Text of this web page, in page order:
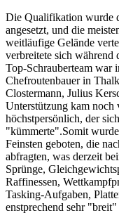
Die Qualifikation wurde
angesetzt, und die
weitläufige Gelände
verbreitete sich
Top-Schrauberteam war
Chefroutenbauer in
Clostermann, Julius
Unterstützung kam
höchstpersönlich, der
"kümmerte".Somit
Feinsten geboten, die
abfragten, was derzeit
Sprünge,
Raffinessen,
Tasking-Aufgaben,
enstprechend sehr